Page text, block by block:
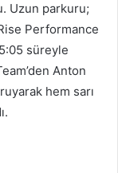
Uzun parkuru;
Performance
süreyle
Anton
hem sarı